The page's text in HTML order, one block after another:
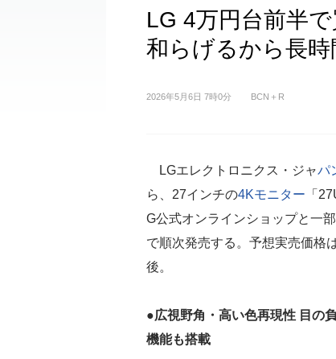
LG 4万円台前半
和らげるから長
2026年5月6日 7時0分 BCN＋R
LGエレクトロニクス・ジャパ
ら、27インチの4Kモニター 「
G公式オンラインショップと一
で順次発売する。予想実売価格
後。
●広視野角・高い色再現性 目の
機能も搭載